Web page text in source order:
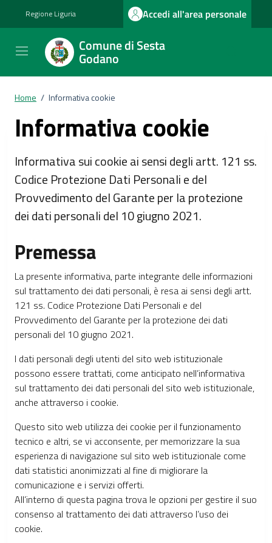
Regione Liguria Accedi all'area personale
Comune di Sesta
Godano
Home / Informativa cookie
Informativa cookie
Informativa sui cookie ai sensi degli artt. 121 ss.
Codice Protezione Dati Personali e del
Provvedimento del Garante per la protezione
dei dati personali del 10 giugno 2021.
Premessa
La presente informativa, parte integrante delle informazioni
sul trattamento dei dati personali, è resa ai sensi degli artt.
121 ss. Codice Protezione Dati Personali e del
Provvedimento del Garante per la protezione dei dati
personali del 10 giugno 2021.
I dati personali degli utenti del sito web istituzionale
possono essere trattati, come anticipato nell’informativa
sul trattamento dei dati personali del sito web istituzionale,
anche attraverso i cookie.
Questo sito web utilizza dei cookie per il funzionamento
tecnico e altri, se vi acconsente, per memorizzare la sua
esperienza di navigazione sul sito web istituzionale come
dati statistici anonimizzati al fine di migliorare la
comunicazione e i servizi offerti.
All’interno di questa pagina trova le opzioni per gestire il suo
consenso al trattamento dei dati attraverso l’uso dei
cookie.